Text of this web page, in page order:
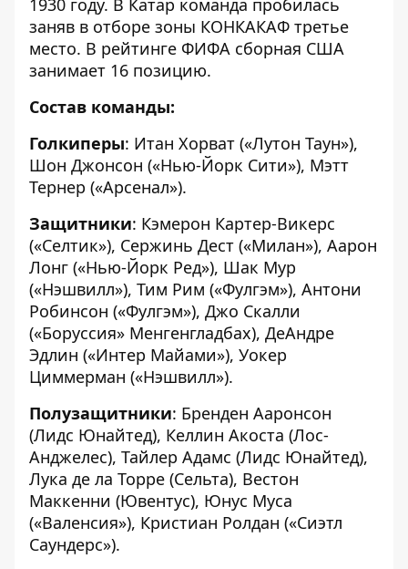
1930 году. В Катар команда пробилась
заняв в отборе зоны КОНКАКАФ третье
место. В рейтинге ФИФА сборная США
занимает 16 позицию.
Состав команды:
Голкиперы: Итан Хорват («Лутон Таун»),
Шон Джонсон («Нью-Йорк Сити»), Мэтт
Тернер («Арсенал»).
Защитники: Кэмерон Картер-Викерс
(«Селтик»), Сержинь Дест («Милан»), Аарон
Лонг («Нью-Йорк Ред»), Шак Мур
(«Нэшвилл»), Тим Рим («Фулгэм»), Антони
Робинсон («Фулгэм»), Джо Скалли
(«Боруссия» Менгенгладбах), ДеАндре
Эдлин («Интер Майами»), Уокер
Циммерман («Нэшвилл»).
Полузащитники: Бренден Ааронсон
(Лидс Юнайтед), Келлин Акоста (Лос-
Анджелес), Тайлер Адамс (Лидс Юнайтед),
Лука де ла Торре (Сельта), Вестон
Маккенни (Ювентус), Юнус Муса
(«Валенсия»), Кристиан Ролдан («Сиэтл
Саундерс»).